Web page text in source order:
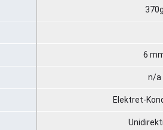
6
n/a
Elektret-